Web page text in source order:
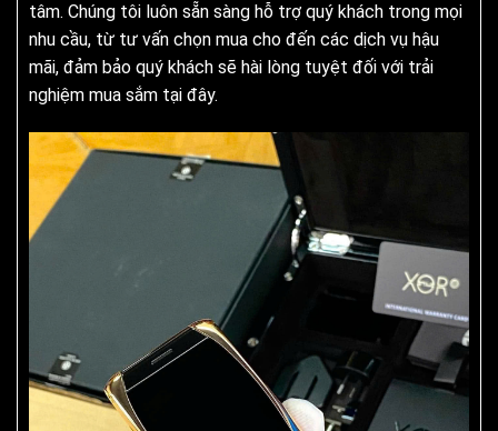
tâm. Chúng tôi luôn sẵn sàng hỗ trợ quý khách trong mọi
nhu cầu, từ tư vấn chọn mua cho đến các dịch vụ hậu
mãi, đảm bảo quý khách sẽ hài lòng tuyệt đối với trải
nghiệm mua sắm tại đây.